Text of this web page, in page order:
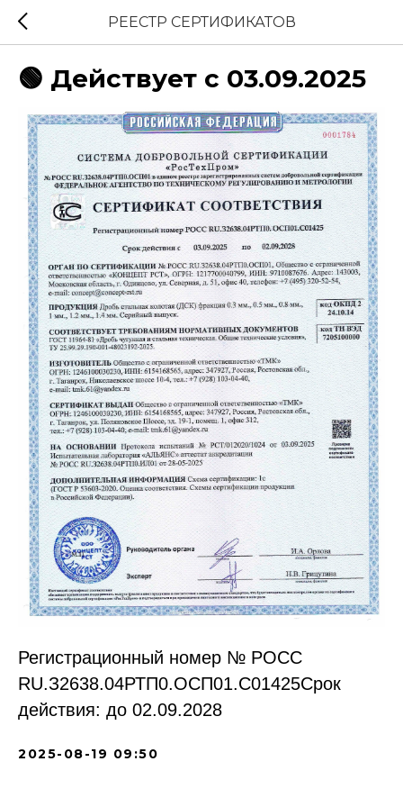
РЕЕСТР СЕРТИФИКАТОВ
🟢 Действует с 03.09.2025
Регистрационный номер № РОСС
RU.З2638.04РТП0.OCП01.С01425Срок
действия: до 02.09.2028
2025-08-19 09:50